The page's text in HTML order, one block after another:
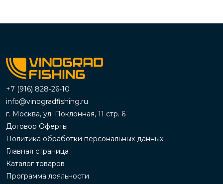
+7 (916) 828-26-10
info@vinogradfishing.ru
г. Москва, ул. Поклонная, 11 стр. 6
Договор Оферты
Политика обработки персональных данных
Главная страница
Каталог товаров
Программа лояльности